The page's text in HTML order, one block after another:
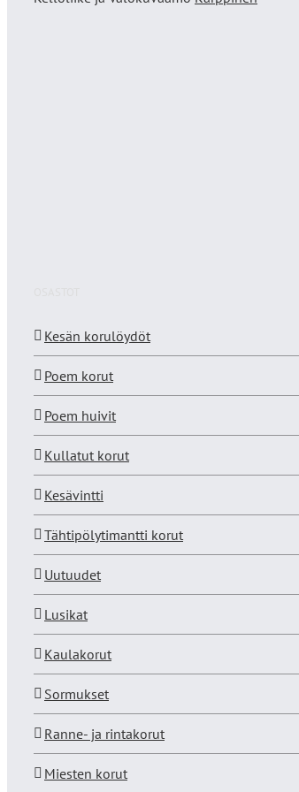
Kesän korulöydöt
Poem korut
Poem huivit
Kullatut korut
Kesävintti
Tähtipölytimantti korut
Uutuudet
Lusikat
Kaulakorut
Sormukset
Ranne- ja rintakorut
Miesten korut